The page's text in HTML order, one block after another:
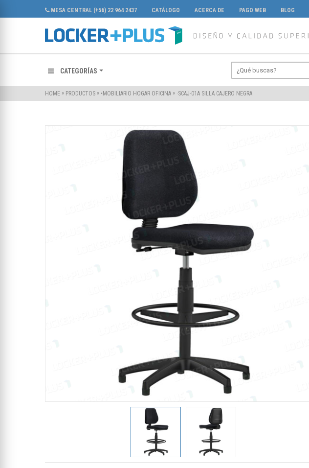
MESA CENTRAL (+56) 22 964 2437 CATÁLOGO ACERCA DE PAGO WEB BLOG
CATEGORÍAS
HOME » PRODUCTOS » •MOBILIARIO HOGAR OFICINA » ·SCAJ-01A SILLA CAJERO NEGRA